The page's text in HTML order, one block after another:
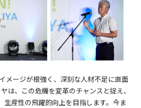
メージが根強く、深刻な人材不足に直面
は、この危機を変革のチャンスと捉え、
生産性の飛躍的向上を目指します。今ま